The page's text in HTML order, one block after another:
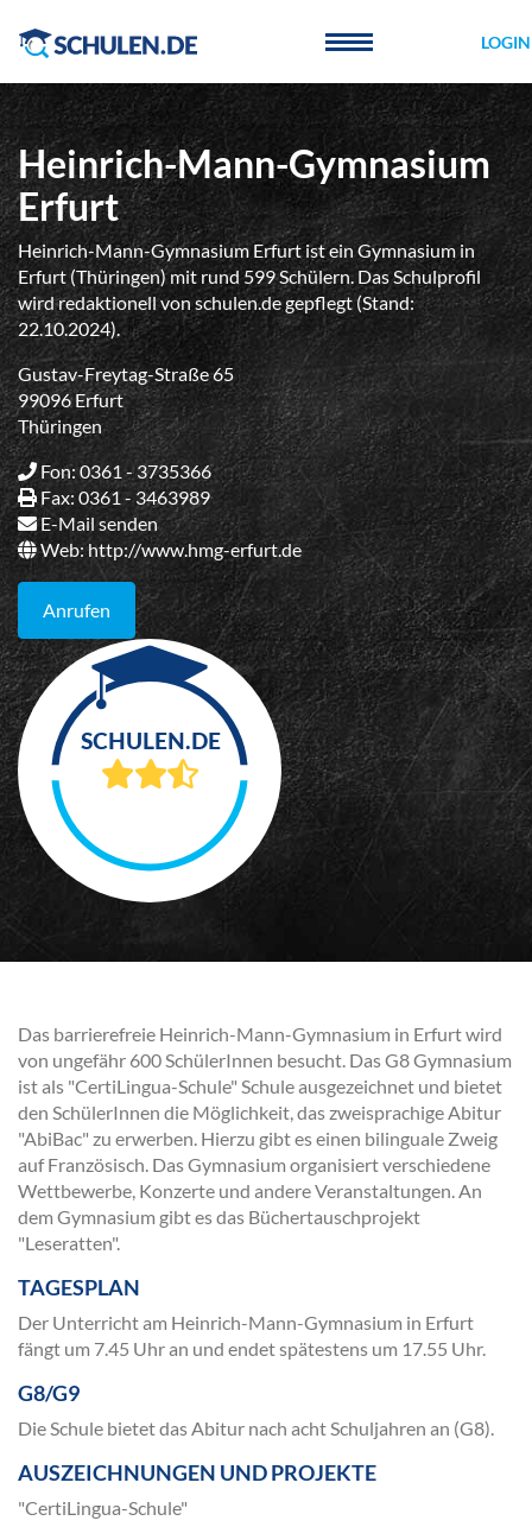
LOGIN
Heinrich-Mann-Gymnasium
Erfurt
Heinrich-Mann-Gymnasium Erfurt ist ein Gymnasium in
Erfurt (Thüringen) mit rund 599 Schülern. Das Schulprofil
wird redaktionell von schulen.de gepflegt (Stand:
22.10.2024).
Gustav-Freytag-Straße 65
99096 Erfurt
Thüringen
Fon: 0361 - 3735366
Fax: 0361 - 3463989
E-Mail senden
Web:http://www.hmg-erfurt.de
Anrufen
Das barrierefreie Heinrich-Mann-Gymnasium in Erfurt wird
von ungefähr 600 SchülerInnen besucht. Das G8 Gymnasium
ist als "CertiLingua-Schule" Schule ausgezeichnet und bietet
den SchülerInnen die Möglichkeit, das zweisprachige Abitur
"AbiBac" zu erwerben. Hierzu gibt es einen bilinguale Zweig
auf Französisch. Das Gymnasium organisiert verschiedene
Wettbewerbe, Konzerte und andere Veranstaltungen. An
dem Gymnasium gibt es das Büchertauschprojekt
"Leseratten".
TAGESPLAN
Der Unterricht am Heinrich-Mann-Gymnasium in Erfurt
fängt um 7.45 Uhr an und endet spätestens um 17.55 Uhr.
G8/G9
Die Schule bietet das Abitur nach acht Schuljahren an (G8).
AUSZEICHNUNGEN UND PROJEKTE
"CertiLingua-Schule"